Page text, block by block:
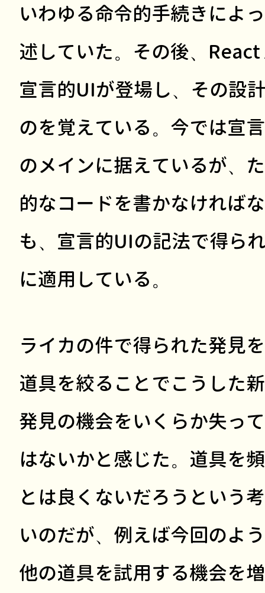
いわゆる命令的手続きによ
述していた。その後、
宣言的UIが登場し、その設
のを覚えている。今では宣
のメインに据えているが、
的なコードを書かなければ
も、宣言的UIの記法で得ら
に適用している。
ライカの件で得られた発見
道具を絞ることでこうした
発見の機会をいくらか失っ
はないかと感じた。道具を
とは良くないだろうという
いのだが、例えば今回のよ
他の道具を試用する機会を